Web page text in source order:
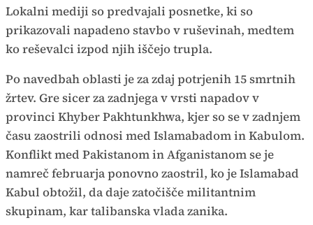
Lokalni mediji so predvajali posnetke, ki so
prikazovali napadeno stavbo v ruševinah, medtem
ko reševalci izpod njih iščejo trupla.
Po navedbah oblasti je za zdaj potrjenih 15 smrtnih
žrtev. Gre sicer za zadnjega v vrsti napadov v
provinci Khyber Pakhtunkhwa, kjer so se v zadnjem
času zaostrili odnosi med Islamabadom in Kabulom.
Konflikt med Pakistanom in Afganistanom se je
namreč februarja ponovno zaostril, ko je Islamabad
Kabul obtožil, da daje zatočišče militantnim
skupinam, kar talibanska vlada zanika.